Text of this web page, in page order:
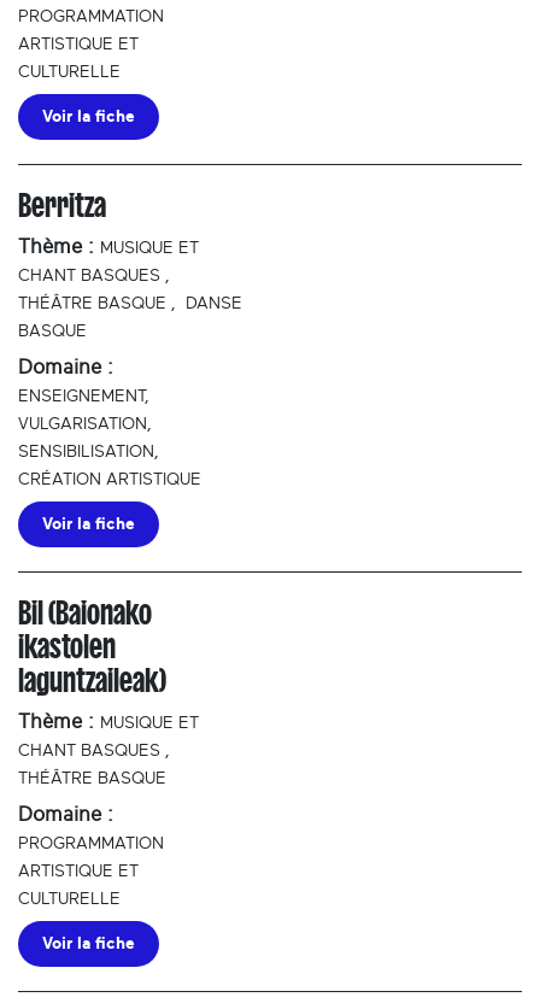
PROGRAMMATION
ARTISTIQUE ET
CULTURELLE
Voir la fiche
Berritza
Thème : MUSIQUE ET
CHANT BASQUES ,
THÉÂTRE BASQUE ,
DANSE
BASQUE
Domaine :
ENSEIGNEMENT,
VULGARISATION,
SENSIBILISATION,
CRÉATION ARTISTIQUE
Voir la fiche
Bil (Baionako
ikastolen
laguntzaileak)
Thème : MUSIQUE ET
CHANT BASQUES ,
THÉÂTRE BASQUE
Domaine :
PROGRAMMATION
ARTISTIQUE ET
CULTURELLE
Voir la fiche